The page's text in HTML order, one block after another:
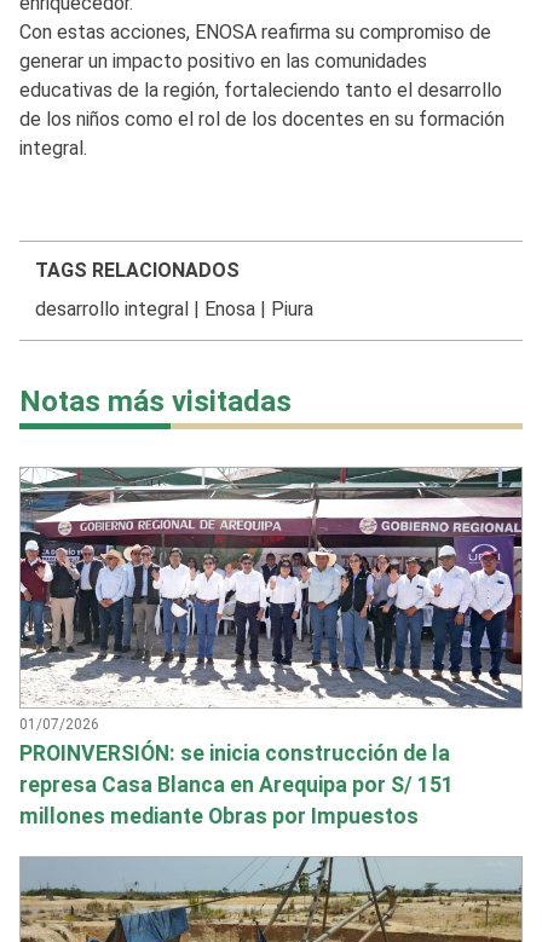
Con estas acciones, ENOSA reafirma su compromiso de
generar un impacto positivo en las comunidades
educativas de la región, fortaleciendo tanto el desarrollo
de los niños como el rol de los docentes en su formación
integral.
TAGS RELACIONADOS
desarrollo integral
Enosa| Piura
Notas más visitadas
01/07/2026
PROINVERSIÓN: se inicia construcción de la
represa Casa Blanca en Arequipa por S/ 151
millones mediante Obras por Impuestos